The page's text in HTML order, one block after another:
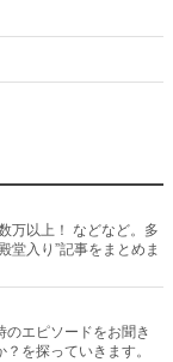
万以上！ などなど。多
堂入り”記事をまとめま
エピソードをお聞き
を探っていきます。